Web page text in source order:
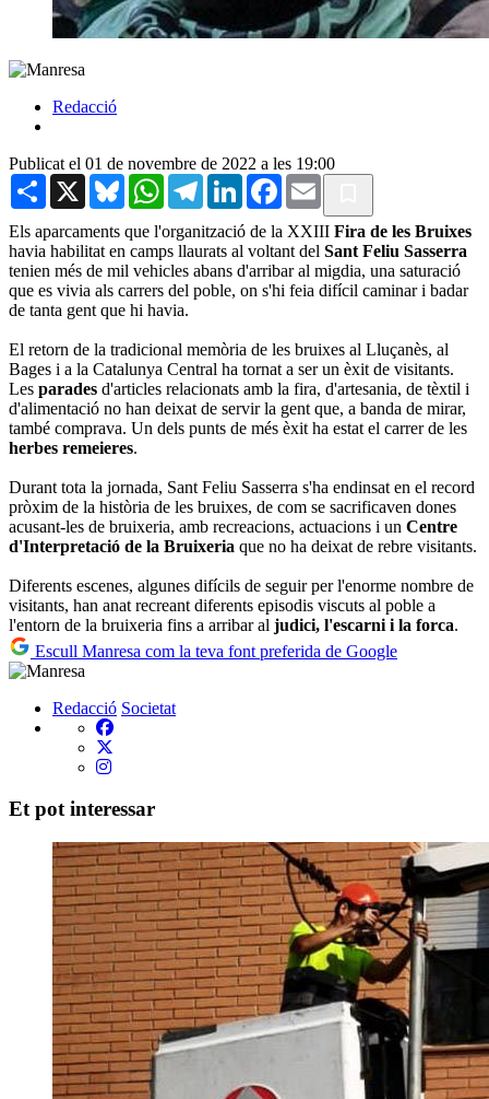
Redacció
Publicat el 01 de novembre de 2022 a les 19:00
Share X BlueskyWhatsAppTelegramLinkedInFacebook
Email
Els aparcaments que l'organització de la XXIII Fira de les Bruixes
havia habilitat en camps llaurats al voltant del Sant Feliu Sasserra
tenien més de mil vehicles abans d'arribar al migdia, una saturació
que es vivia als carrers del poble, on s'hi feia difícil caminar i badar
de tanta gent que hi havia.
El retorn de la tradicional memòria de les bruixes al Lluçanès, al
Bages i a la Catalunya Central ha tornat a ser un èxit de visitants.
Les parades d'articles relacionats amb la fira, d'artesania, de tèxtil i
d'alimentació no han deixat de servir la gent que, a banda de mirar,
també comprava. Un dels punts de més èxit ha estat el carrer de les
herbes remeieres.
Durant tota la jornada, Sant Feliu Sasserra s'ha endinsat en el record
pròxim de la història de les bruixes, de com se sacrificaven dones
acusant-les de bruixeria, amb recreacions, actuacions i un Centre
d'Interpretació de la Bruixeria que no ha deixat de rebre visitants.
Diferents escenes, algunes difícils de seguir per l'enorme nombre de
visitants, han anat recreant diferents episodis viscuts al poble a
l'entorn de la bruixeria fins a arribar al judici, l'escarni i la forca.
Escull Manresa com la teva font preferida de Google
Redacció Societat
Et pot interessar